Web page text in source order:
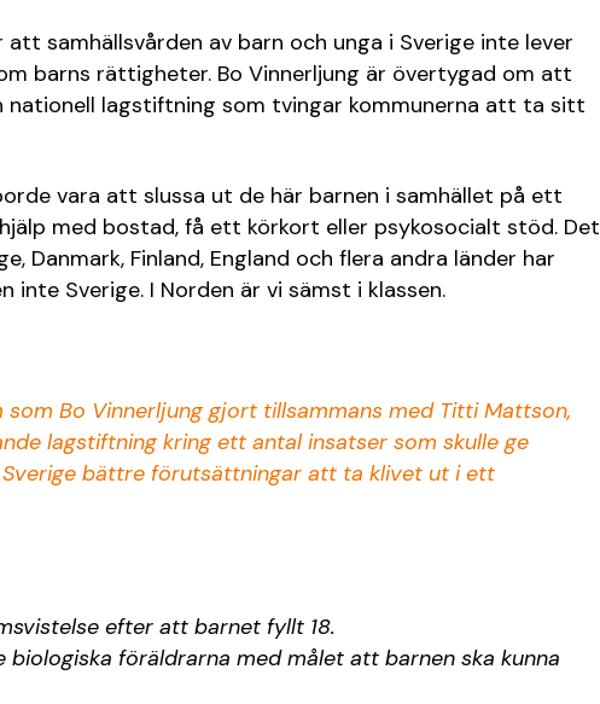
samhällsvården av barn och unga i Sverige inte lever
barns rättigheter. Bo Vinnerljung är övertygad om att
nationell lagstiftning som tvingar kommunerna att ta sitt
vara att slussa ut de här barnen i samhället på ett
med bostad, få ett körkort eller psykosocialt stöd. Det
Danmark, Finland, England och flera andra länder har
Sverige. I Norden är vi sämst i klassen.
Bo Vinnerljung gjort tillsammans med Titti Mattson,
lagstiftning kring ett antal insatser som skulle ge
bättre förutsättningar att ta klivet ut i ett
efter att barnet fyllt 18.
biologiska föräldrarna med målet att barnen ska kunna